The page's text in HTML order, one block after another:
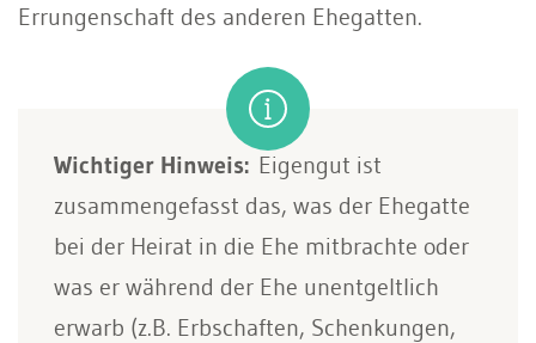
Errungenschaft des anderen Ehegatten.
Wichtiger Hinweis: Eigengut ist
zusammengefasst das, was der Ehegatte
bei der Heirat in die Ehe mitbrachte oder
was er während der Ehe unentgeltlich
erwarb (z.B. Erbschaften, Schenkungen,